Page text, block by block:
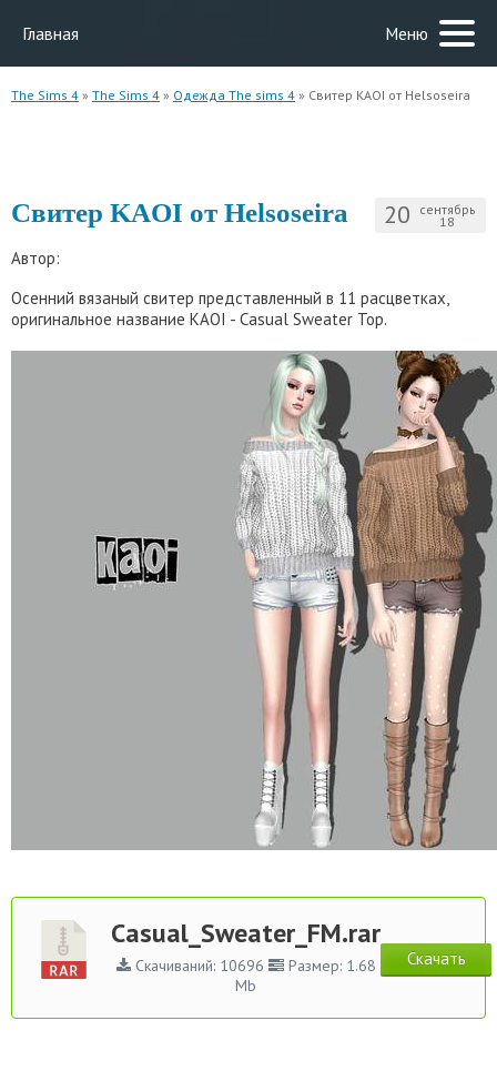
Главная Меню
The Sims 4 » The Sims 4 » Одежда The sims 4 » Свитер KAOI от Helsoseira
20 сентябрь
18
Свитер KAOI от Helsoseira
Автор:
Осенний вязаный свитер представленный в 11 расцветках,
оригинальное название KAOI - Casual Sweater Top.
Casual_Sweater_FM.rar
Скачиваний: 10696
Размер: 1.68
Mb
Скачать